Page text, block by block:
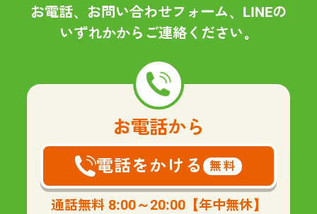
お電話、お問い合わせフォーム、LINEの
いずれかからご連絡ください。
お電話から
電話をかける 無料
通話無料 8:00～20:00 【年中無休】